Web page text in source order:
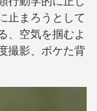
止まろうとして
、空気を掴むよ
撮影、ボケた背